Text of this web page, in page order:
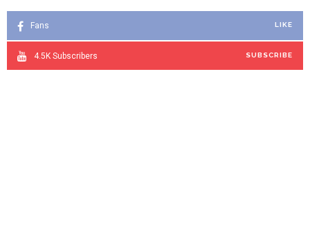
Fans LIKE
4.5K Subscribers SUBSCRIBE